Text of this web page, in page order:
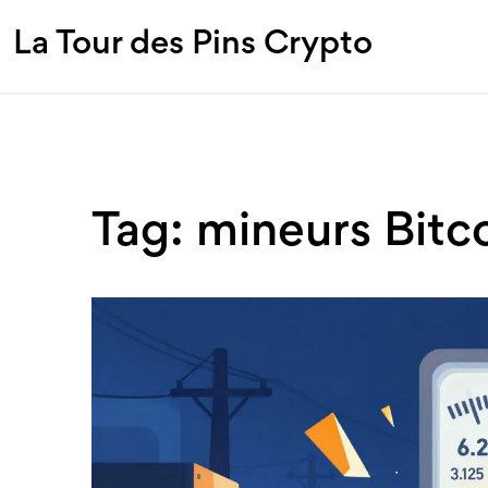
La Tour des Pins Crypto
Tag: mineurs